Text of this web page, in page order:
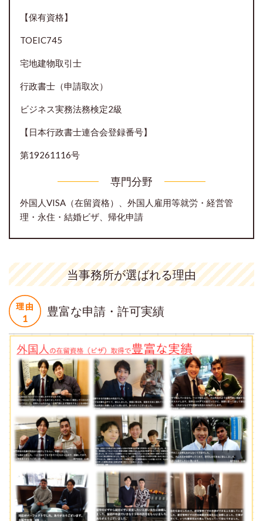
【保有資格】
TOEIC745
宅地建物取引士
行政書士（申請取次）
ビジネス実務法務検定2級
【日本行政書士連合会登録番号】
第19261116号
専門分野
外国人VISA（在留資格）、外国人雇用等就労・経営管
理・永住・結婚ビザ、帰化申請
当事務所が選ばれる理由
豊富な申請・許可実績